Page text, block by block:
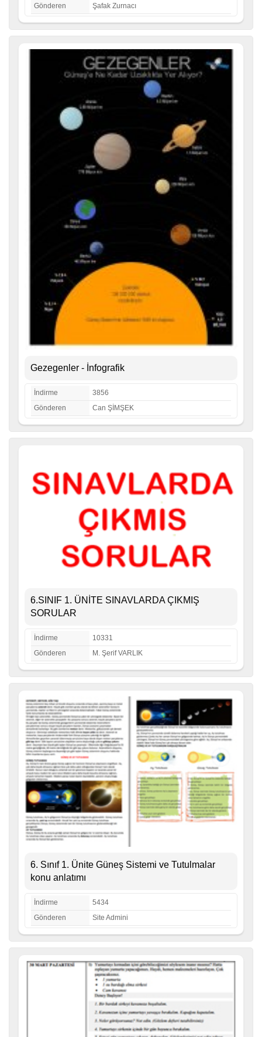
Gönderen
Şafak Zurnacı
Gezegenler - İnfografik
İndirme
3856
Gönderen
Can ŞİMŞEK
6.SINIF 1. ÜNİTE SINAVLARDA ÇIKMIŞ
SORULAR
İndirme
10331
Gönderen
M. Şerif VARLIK
6. Sınıf 1. Ünite Güneş Sistemi ve Tutulmalar
konu anlatımı
İndirme
5434
Gönderen
Site Admini